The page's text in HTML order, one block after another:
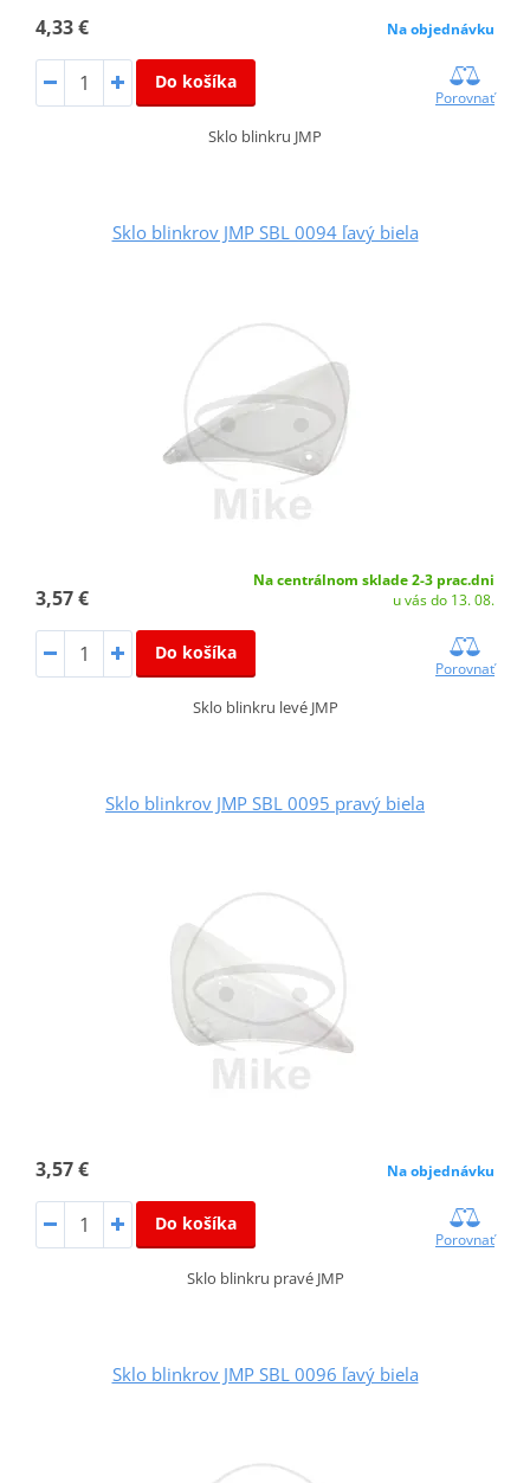
4,33 € Na objednávku
Do košíka
Porovnať
Sklo blinkru JMP
Sklo blinkrov JMP SBL 0094 ľavý biela
3,57 €
Na centrálnom sklade 2-3 prac.dni
u vás do 13. 08.
Do košíka
Porovnať
Sklo blinkru levé JMP
Sklo blinkrov JMP SBL 0095 pravý biela
3,57 € Na objednávku
Do košíka
Porovnať
Sklo blinkru pravé JMP
Sklo blinkrov JMP SBL 0096 ľavý biela